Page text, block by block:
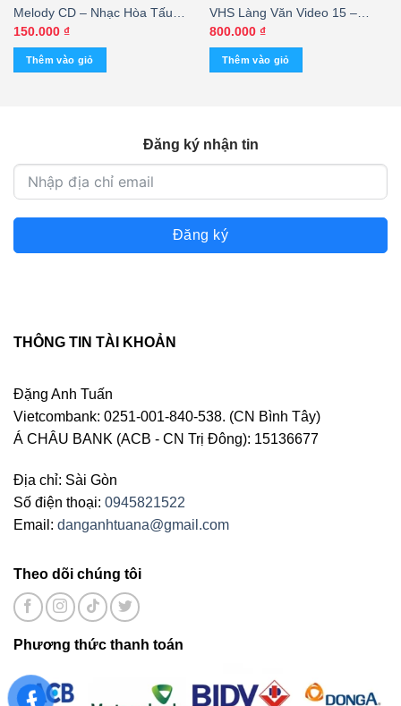
Melody CD – Nhạc Hòa Tấu
Thánh Ca – Chân Tình – cái
150.000 ₫
Thêm vào giỏ
VHS Làng Văn Video 15 –
Thuở Chúng Mình Yêu Nhau
800.000 ₫
Thêm vào giỏ
Đăng ký nhận tin
Đăng ký
THÔNG TIN TÀI KHOẢN
Đặng Anh Tuấn
Vietcombank: 0251-001-840-538. (CN Bình Tây)
Á CHÂU BANK (ACB - CN Trị Đông): 15136677
Địa chỉ: Sài Gòn
Số điện thoại: 0945821522
Email: danganhtuana@gmail.com
Theo dõi chúng tôi
Phương thức thanh toán